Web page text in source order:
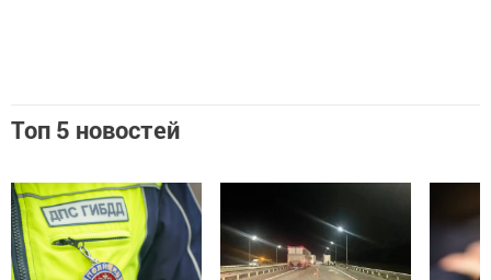
Топ 5 новостей